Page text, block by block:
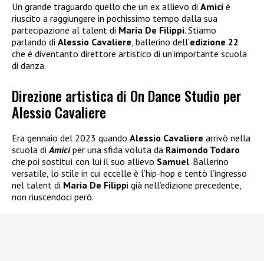
Un grande traguardo quello che un ex allievo di Amici è
riuscito a raggiungere in pochissimo tempo dalla sua
partecipazione al talent di Maria De Filippi. Stiamo
parlando di Alessio Cavaliere, ballerino dell’edizione 22
che è diventanto direttore artistico di un’importante scuola
di danza.
Direzione artistica di On Dance Studio per
Alessio Cavaliere
Era gennaio del 2023 quando Alessio Cavaliere arrivò nella
scuola di Amiciper una sfida voluta da Raimondo Todaro
che poi sostituì con lui il suo allievo Samuel. Ballerino
versatile, lo stile in cui eccelle è l’hip-hop e tentò l’ingresso
nel talent di Maria De Filippi già nell’edizione precedente,
non riuscendoci però.